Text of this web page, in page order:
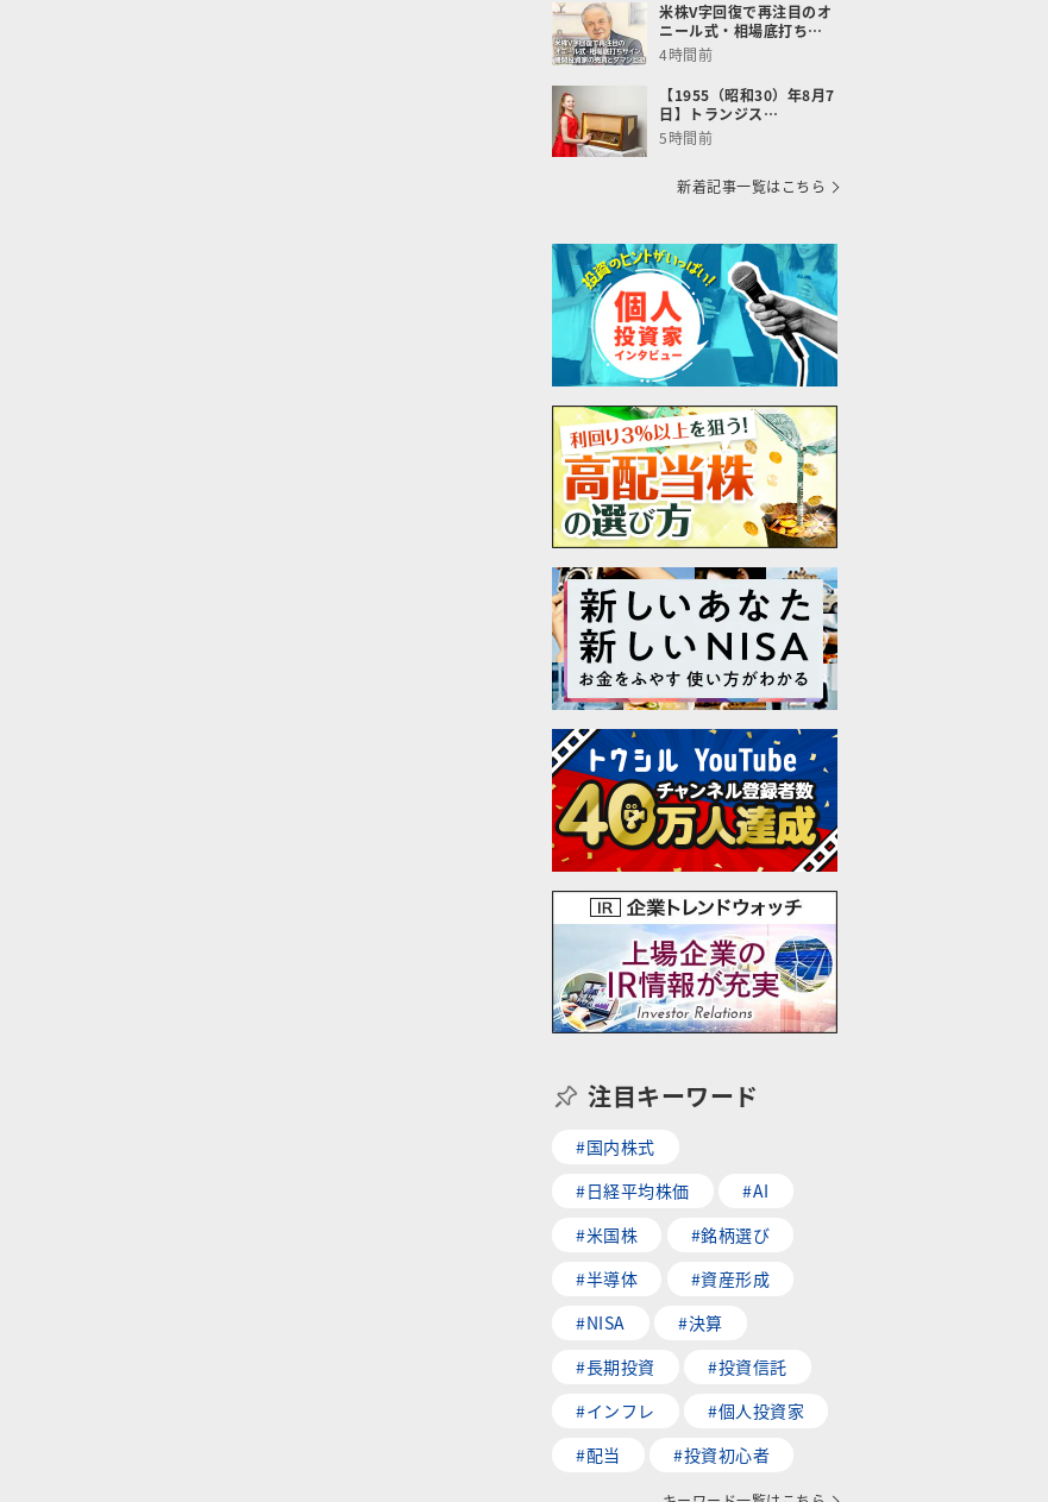
米株V字回復で再注目のオ
ニール式・相場底打ち…
4時間前
【1955（昭和30）年8月7
日】トランジス…
5時間前
新着記事一覧はこちら
注目キーワード
#国内株式
#日経平均株価
#AI
#米国株
#銘柄選び
#半導体
#資産形成
#NISA
#決算
#長期投資
#投資信託
#インフレ
#個人投資家
#配当
#投資初心者